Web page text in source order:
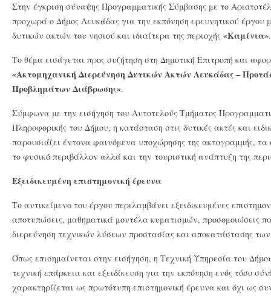
Στην έγκριση σύναψης Προγραμματικής Σύμβασης με το
προχωρά ο Δήμος Λευκάδας για την εκπόνηση ερευνητικού έργου
δυτικών ακτών του νησιού και ιδιαίτερα της περιοχής «Καμίνια».
Το θέμα εισάγεται προς συζήτηση στη Δημοτική Επιτροπή και
«Ακτομηχανική Διερεύνηση Δυτικών Ακτών Λευκάδας –
Προβλημάτων Διάβρωσης».
Σύμφωνα με την εισήγηση του Αυτοτελούς Τμήματος
Πληροφορικής του Δήμου, η κατάσταση στις δυτικές ακτές και
παρουσιάζει έντονα φαινόμενα υποχώρησης της ακτογραμμής,
το φυσικό περιβάλλον αλλά και την τουριστική ανάπτυξη της
Εξειδικευμένη επιστημονική έρευνα
Το αντικείμενο του έργου περιλαμβάνει εξειδικευμένες
αποτυπώσεις, μαθηματικά μοντέλα κυματισμών, προσομοιώσεις
διερεύνηση τεχνικών λύσεων προστασίας και αποκατάστασης
Όπως επισημαίνεται στην εισήγηση, η Τεχνική Υπηρεσία του
τεχνική επάρκεια και εξειδίκευση για την εκπόνηση ενός τόσο
χαρακτηρίζεται ως πρωτότυπη επιστημονική έρευνα και όχι ως